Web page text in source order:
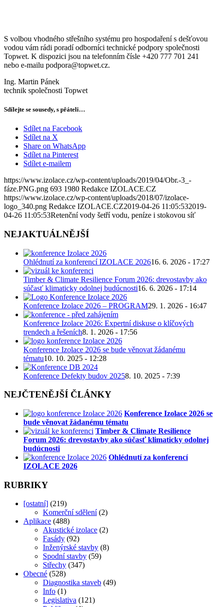
S volbou vhodného střešního systému pro hospodaření s dešťovou
vodou vám rádi poradí odborníci technické podpory společnosti
Topwet. K dispozici jsou na telefonním čísle +420 777 701 241
nebo e-mailu podpora@topwet.cz.
Ing. Martin Pánek
technik společnosti Topwet
Sdílejte se sousedy, s přáteli…
Sdílet na Facebook
Sdílet na X
Share on WhatsApp
Sdílet na Pinterest
Sdílet e-mailem
https://www.izolace.cz/wp-content/uploads/2019/04/Obr.-3_-
fáze.PNG.png 693 1980 Redakce IZOLACE.CZ
https://www.izolace.cz/wp-content/uploads/2018/07/izolace-
logo_340.png Redakce IZOLACE.CZ2019-04-26 11:05:532019-
04-26 11:05:53Retenční vody šetří vodu, peníze i stokovou síť
NEJAKTUÁLNĚJŠÍ
Ohlédnutí za konferencí IZOLACE 202616. 6. 2026 - 17:27
Timber & Climate Resilience Forum 2026: drevostavby ako
súčasť klimaticky odolnej budúcnosti16. 6. 2026 - 17:14
Konference Izolace 2026 – PROGRAM29. 1. 2026 - 16:47
Konference Izolace 2026: Expertní diskuse o klíčových
trendech a řešeních8. 1. 2026 - 17:56
Konference Izolace 2026 se bude věnovat žádanému
tématu10. 10. 2025 - 12:28
Konference Defekty budov 20258. 10. 2025 - 7:39
NEJČTENĚJŠÍ ČLÁNKY
Konference Izolace 2026 se
bude věnovat žádanému tématu
Timber & Climate Resilience
Forum 2026: drevostavby ako súčasť klimaticky odolnej
budúcnosti
Ohlédnutí za konferencí
IZOLACE 2026
RUBRIKY
[ostatní] (219)
Komerční sdělení (2)
Aplikace (488)
Akustické izolace (2)
Fasády (92)
Inženýrské stavby (8)
Spodní stavby (59)
Střechy (347)
Obecné (528)
Diagnostika staveb (49)
Info (1)
Legislativa (121)